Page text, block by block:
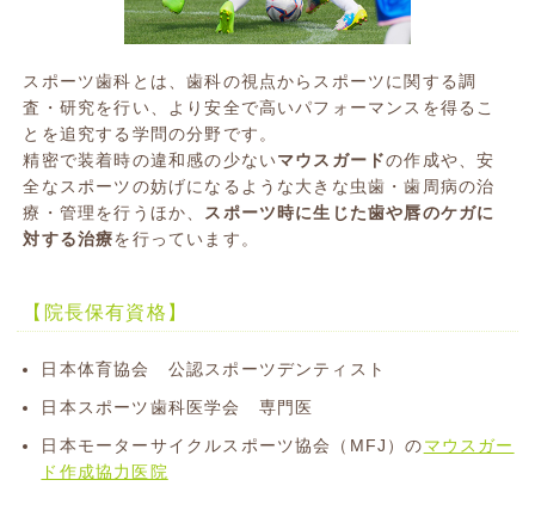
スポーツ歯科とは、歯科の視点からスポーツに関する調
査・研究を行い、より安全で高いパフォーマンスを得るこ
とを追究する学問の分野です。
精密で装着時の違和感の少ないマウスガードの作成や、安
全なスポーツの妨げになるような大きな虫歯・歯周病の治
療・管理を行うほか、
スポーツ時に生じた歯や唇のケガに
対する治療を行っています。
【院長保有資格】
日本体育協会 公認スポーツデンティスト
日本スポーツ歯科医学会 専門医
日本モーターサイクルスポーツ協会（MFJ）のマウスガー
ド作成協力医院